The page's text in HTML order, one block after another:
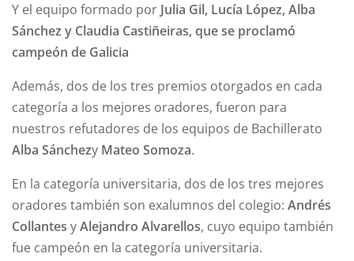
Y el equipo formado por Julia Gil, Lucía López, Alba
Sánchez y Claudia Castiñeiras, que se proclamó
campeón de Galicia
Además, dos de los tres premios otorgados en cada
categoría a los mejores oradores, fueron para
nuestros refutadores de los equipos de Bachillerato
Alba Sánchezy Mateo Somoza.
En la categoría universitaria, dos de los tres mejores
oradores también son exalumnos del colegio: Andrés
Collantes yAlejandro Alvarellos, cuyo equipo también
fue campeón en la categoría universitaria.